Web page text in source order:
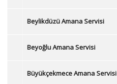
Beylikdüzü Amana Servisi
Beyoğlu Amana Servisi
Büyükçekmece Amana Servisi